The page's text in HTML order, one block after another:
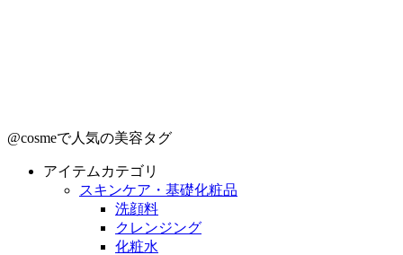
@cosmeで人気の美容タグ
アイテムカテゴリ
スキンケア・基礎化粧品
洗顔料
クレンジング
化粧水